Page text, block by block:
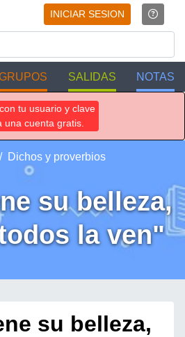
INICIAR SESION
SALIDAS NOTAS
tu usuario y clave
una cuenta gratis.
Dichos y proverbios
su belleza,
la ven"
su belleza,